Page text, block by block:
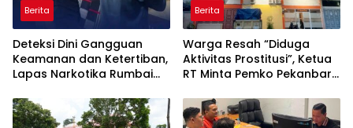
Berita
Deteksi Dini Gangguan
Keamanan dan Ketertiban,
Lapas Narkotika Rumbai
Hunian
Berita
Warga Resah “Diduga
Aktivitas Prostitusi”, Ketua
RT Minta Pemko Pekanbaru
Aktivitas Z Homestay di
Jalan Tanjung Datuk